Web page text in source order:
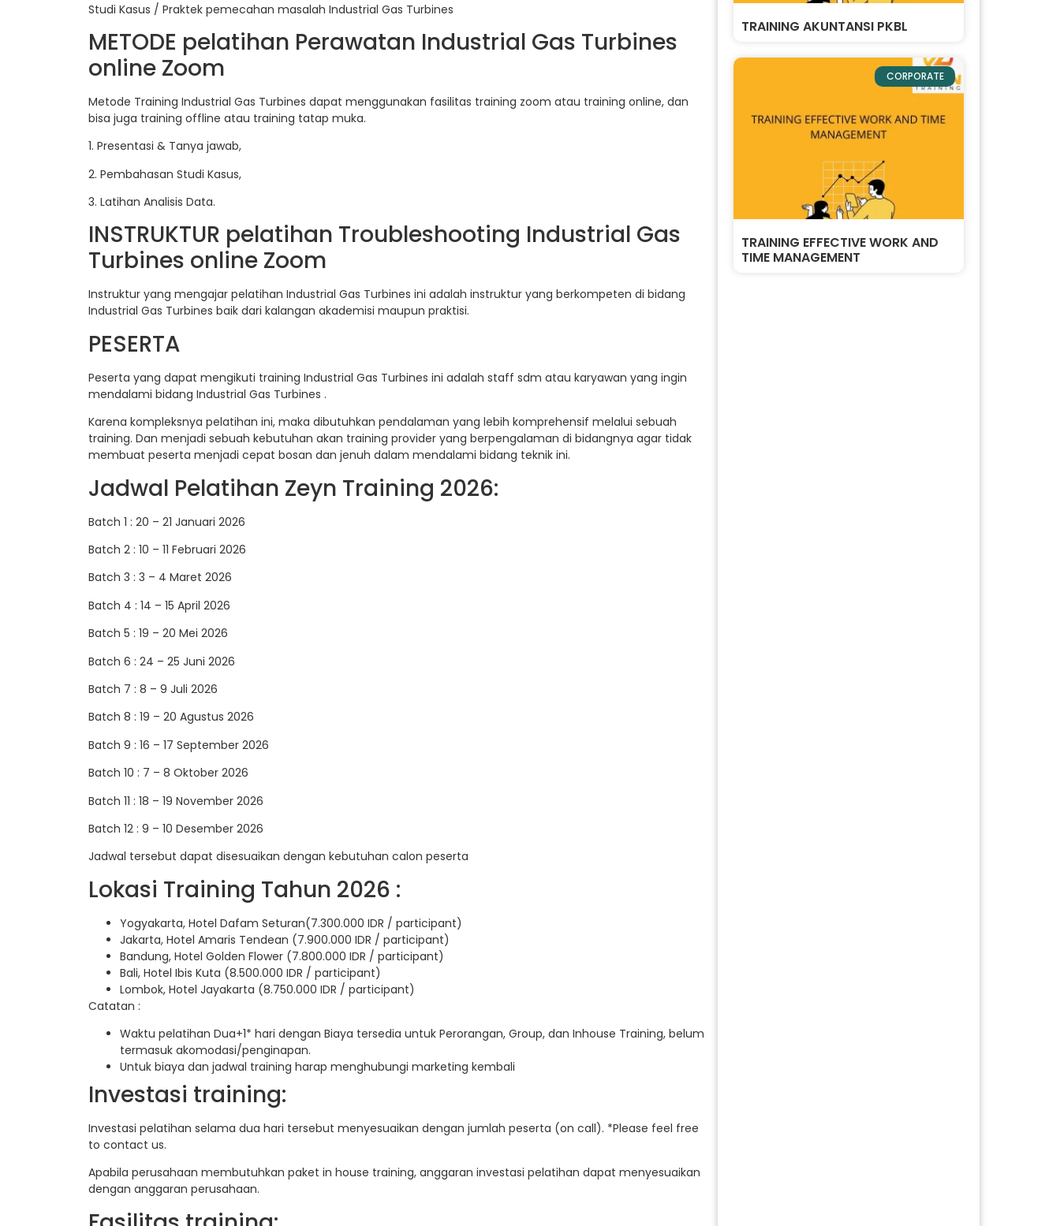
Studi Kasus / Praktek pemecahan masalah Industrial Gas Turbines
METODE pelatihan Perawatan Industrial Gas Turbines
online Zoom
Metode Training Industrial Gas Turbines dapat menggunakan fasilitas training zoom atau training online, dan
bisa juga training offline atau training tatap muka.
1. Presentasi & Tanya jawab,
2. Pembahasan Studi Kasus,
3. Latihan Analisis Data.
INSTRUKTUR pelatihan Troubleshooting Industrial Gas
Turbines online Zoom
Instruktur yang mengajar pelatihan Industrial Gas Turbines ini adalah instruktur yang berkompeten di bidang
Industrial Gas Turbines baik dari kalangan akademisi maupun praktisi.
PESERTA
Peserta yang dapat mengikuti training Industrial Gas Turbines ini adalah staff sdm atau karyawan yang ingin
mendalami bidang Industrial Gas Turbines .
Karena kompleksnya pelatihan ini, maka dibutuhkan pendalaman yang lebih komprehensif melalui sebuah
training. Dan menjadi sebuah kebutuhan akan training provider yang berpengalaman di bidangnya agar tidak
membuat peserta menjadi cepat bosan dan jenuh dalam mendalami bidang teknik ini.
Jadwal Pelatihan Zeyn Training 2026:
Batch 1 : 20 – 21 Januari 2026
Batch 2 : 10 – 11 Februari 2026
Batch 3 : 3 – 4 Maret 2026
Batch 4 : 14 – 15 April 2026
Batch 5 : 19 – 20 Mei 2026
Batch 6 : 24 – 25 Juni 2026
Batch 7 : 8 – 9 Juli 2026
Batch 8 : 19 – 20 Agustus 2026
Batch 9 : 16 – 17 September 2026
Batch 10 : 7 – 8 Oktober 2026
Batch 11 : 18 – 19 November 2026
Batch 12 : 9 – 10 Desember 2026
Jadwal tersebut dapat disesuaikan dengan kebutuhan calon peserta
Lokasi Training Tahun 2026 :
Yogyakarta, Hotel Dafam Seturan(7.300.000 IDR / participant)
Jakarta, Hotel Amaris Tendean (7.900.000 IDR / participant)
Bandung, Hotel Golden Flower (7.800.000 IDR / participant)
Bali, Hotel Ibis Kuta (8.500.000 IDR / participant)
Lombok, Hotel Jayakarta (8.750.000 IDR / participant)
Catatan :
Waktu pelatihan Dua+1* hari dengan Biaya tersedia untuk Perorangan, Group, dan Inhouse Training, belum
termasuk akomodasi/penginapan.
Untuk biaya dan jadwal training harap menghubungi marketing kembali
Investasi training:
Investasi pelatihan selama dua hari tersebut menyesuaikan dengan jumlah peserta (on call). *Please feel free
to contact us.
Apabila perusahaan membutuhkan paket in house training, anggaran investasi pelatihan dapat menyesuaikan
dengan anggaran perusahaan.
TRAINING AKUNTANSI PKBL
CORPORATE
TRAINING EFFECTIVE WORK AND
TIME MANAGEMENT